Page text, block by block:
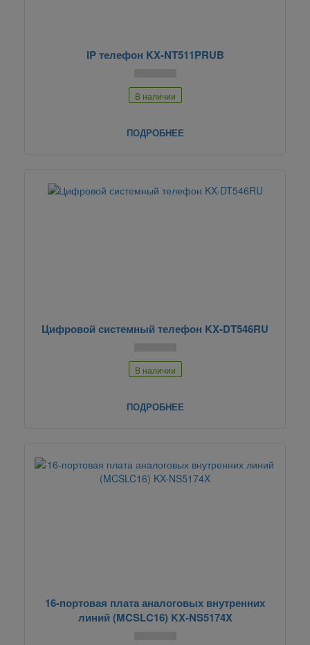
IP телефон KX-NT511PRUB
В наличии
ПОДРОБНЕЕ
Цифровой системный телефон KX-DT546RU
В наличии
ПОДРОБНЕЕ
16-портовая плата аналоговых внутренних
линий (MCSLC16) KX-NS5174X